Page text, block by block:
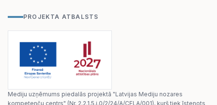
PROJEKTA ATBALSTS
Mediju uzņēmums piedalās projektā "Latvijas Mediju nozares
kompetenču centrs" (Nr. 2.2.1.5.i.0/2/24/A/CFLA/001), kurš tiek īstenots